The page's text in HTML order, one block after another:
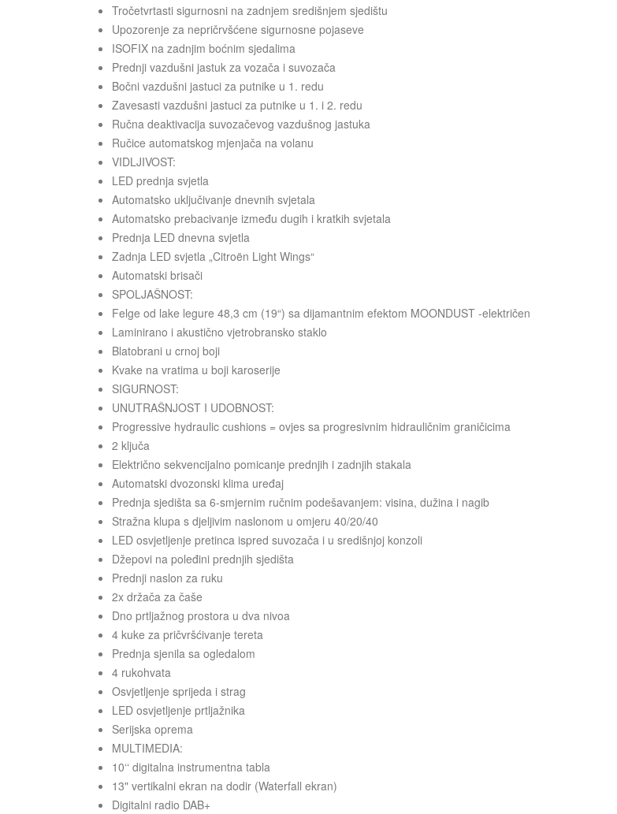
Tročetvrtasti sigurnosni na zadnjem središnjem sjedištu
Upozorenje za nepričrvšćene sigurnosne pojaseve
ISOFIX na zadnjim boćnim sjedalima
Prednji vazdušni jastuk za vozača i suvozača
Bočni vazdušni jastuci za putnike u 1. redu
Zavesasti vazdušni jastuci za putnike u 1. i 2. redu
Ručna deaktivacija suvozačevog vazdušnog jastuka
Ručice automatskog mjenjača na volanu
VIDLJIVOST:
LED prednja svjetla
Automatsko uključivanje dnevnih svjetala
Automatsko prebacivanje između dugih i kratkih svjetala
Prednja LED dnevna svjetla
Zadnja LED svjetla „Citroën Light Wings“
Automatski brisači
SPOLJAŠNOST:
Felge od lake legure 48,3 cm (19“) sa dijamantnim efektom MOONDUST -električen
Laminirano i akustično vjetrobransko staklo
Blatobrani u crnoj boji
Kvake na vratima u boji karoserije
SIGURNOST:
UNUTRAŠNJOST I UDOBNOST:
Progressive hydraulic cushions = ovjes sa progresivnim hidrauličnim graničicima
2 ključa
Električno sekvencijalno pomicanje prednjih i zadnjih stakala
Automatski dvozonski klima uređaj
Prednja sjedišta sa 6-smjernim ručnim podešavanjem: visina, dužina i nagib
Stražna klupa s djeljivim naslonom u omjeru 40/20/40
LED osvjetljenje pretinca ispred suvozača i u središnjoj konzoli
Džepovi na poleđini prednjih sjedišta
Prednji naslon za ruku
2x držača za čaše
Dno prtljažnog prostora u dva nivoa
4 kuke za pričvršćivanje tereta
Prednja sjenila sa ogledalom
4 rukohvata
Osvjetljenje sprijeda i strag
LED osvjetljenje prtljažnika
Serijska oprema
MULTIMEDIA:
10‘‘ digitalna instrumentna tabla
13" vertikalni ekran na dodir (Waterfall ekran)
Digitalni radio DAB+